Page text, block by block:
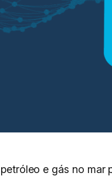
e gás no